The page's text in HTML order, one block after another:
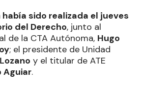
sido realizada el jueves
del Derecho, junto al
de la CTA Autónoma, Hugo
; el presidente de Unidad
y el titular de ATE
Aguiar.